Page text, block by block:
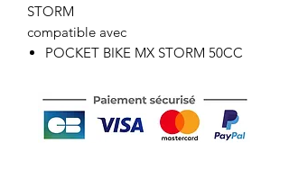
STORM
compatible avec
POCKET BIKE MX STORM 50CC